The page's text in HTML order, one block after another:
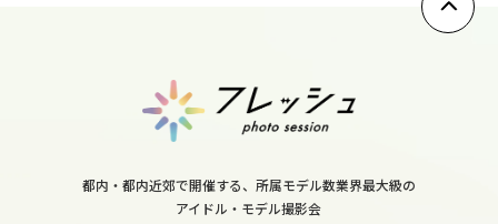
都内・都内近郊で開催する、所属モデル数業界最大級の
アイドル・モデル撮影会